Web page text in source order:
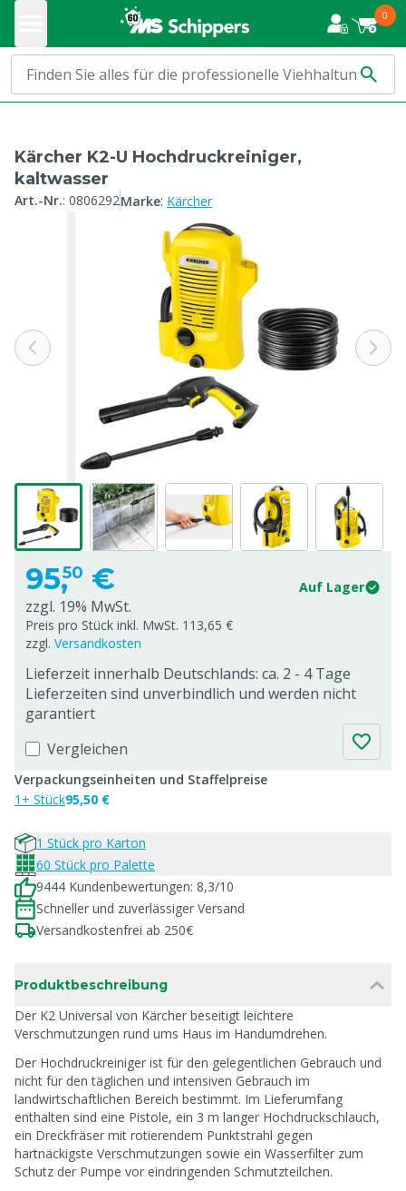
0
Kärcher K2-U Hochdruckreiniger,
kaltwasser
Art.-Nr.: 0806292Marke: Kärcher
95,50 € Auf Lager
zzgl. 19% MwSt.
Preis pro Stück inkl. MwSt. 113,65 €
zzgl. Versandkosten
Lieferzeit innerhalb Deutschlands: ca. 2 - 4 Tage
Lieferzeiten sind unverbindlich und werden nicht
garantiert
Vergleichen
Verpackungseinheiten und Staffelpreise
1+ Stück95,50 €
1 Stück pro Karton
60 Stück pro Palette
9444 Kundenbewertungen: 8,3/10
Schneller und zuverlässiger Versand
Versandkostenfrei ab 250€
Produktbeschreibung
Der K2 Universal von Kärcher beseitigt leichtere
Verschmutzungen rund ums Haus im Handumdrehen.
Der Hochdruckreiniger ist für den gelegentlichen Gebrauch und
nicht für den täglichen und intensiven Gebrauch im
landwirtschaftlichen Bereich bestimmt. Im Lieferumfang
enthalten sind eine Pistole, ein 3 m langer Hochdruckschlauch,
ein Dreckfräser mit rotierendem Punktstrahl gegen
hartnäckigste Verschmutzungen sowie ein Wasserfilter zum
Schutz der Pumpe vor eindringenden Schmutzteilchen.